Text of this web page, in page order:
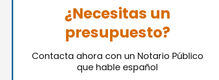
¿Necesitas un
presupuesto?
Contacta ahora con un Notario Público
que hable español